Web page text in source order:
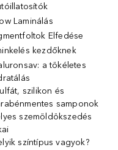
Laminálás
Elfedése
kezdőknek
a tökéletes
szilikon és
samponok
szemöldökszedés
színtípus vagyok?